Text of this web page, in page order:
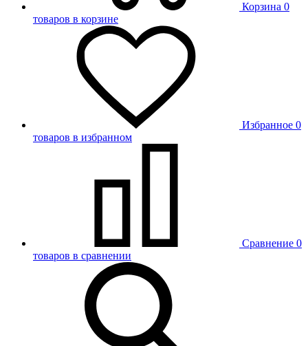
Корзина 0
товаров в корзине
Избранное 0
товаров в избранном
Сравнение 0
товаров в сравнении